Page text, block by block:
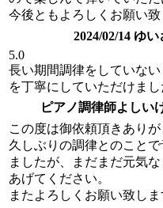
今後ともよろしくお願い致
2024/02/14 ゆ
5.0
長い期間調律をしていな
を丁寧にしていただけまし
ピアノ調律師よしい
この度は御依頼頂きありが
久しぶりの調律とのこと
ましたが、まだまだ元気
あげてください。
またよろしくお願い致しま